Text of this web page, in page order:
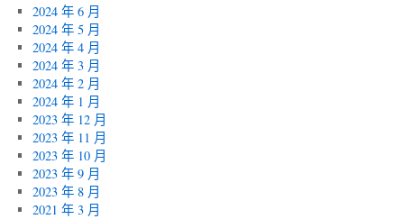
2024 年 6 月
2024 年 5 月
2024 年 4 月
2024 年 3 月
2024 年 2 月
2024 年 1 月
2023 年 12 月
2023 年 11 月
2023 年 10 月
2023 年 9 月
2023 年 8 月
2021 年 3 月